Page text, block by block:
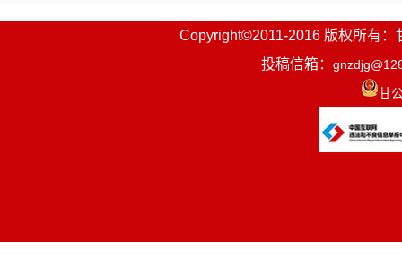
Copyright©2011-2016 版权所有：
投稿信箱：
甘